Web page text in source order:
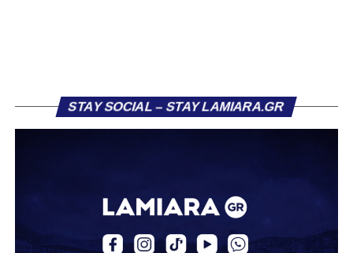
«Ο Α.Ο. Σαρωνικός Αναβύσσου ανακοινώνει την
περσινή σεζόν πραγματοποίησε γεμάτη χρονιά στη Γ’
STAY SOCIAL – STAY LAMIARA.GR